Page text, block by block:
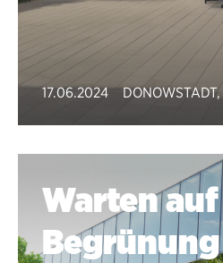
17.06.2024 DONOWSTADT,
Warten auf
Begrünung